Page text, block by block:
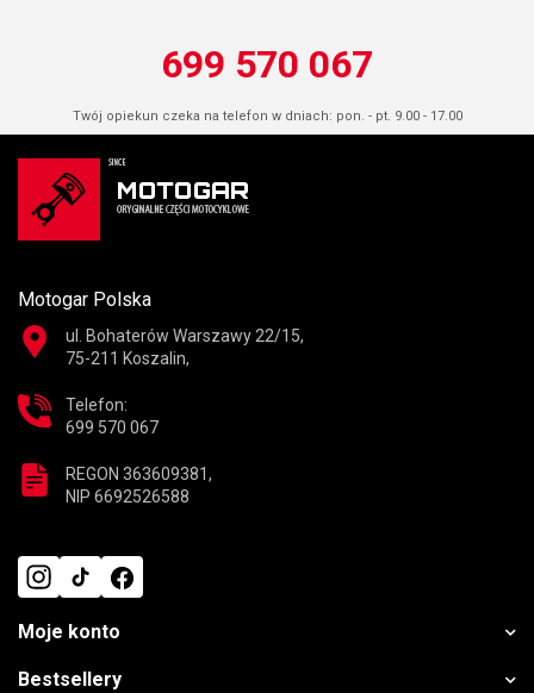
699 570 067
Twój opiekun czeka na telefon w dniach: pon. - pt. 9.00 - 17.00
Motogar Polska
ul. Bohaterów Warszawy 22/15,
75-211 Koszalin,
Telefon:
699 570 067
REGON 363609381,
NIP 6692526588
Moje konto
Bestsellery